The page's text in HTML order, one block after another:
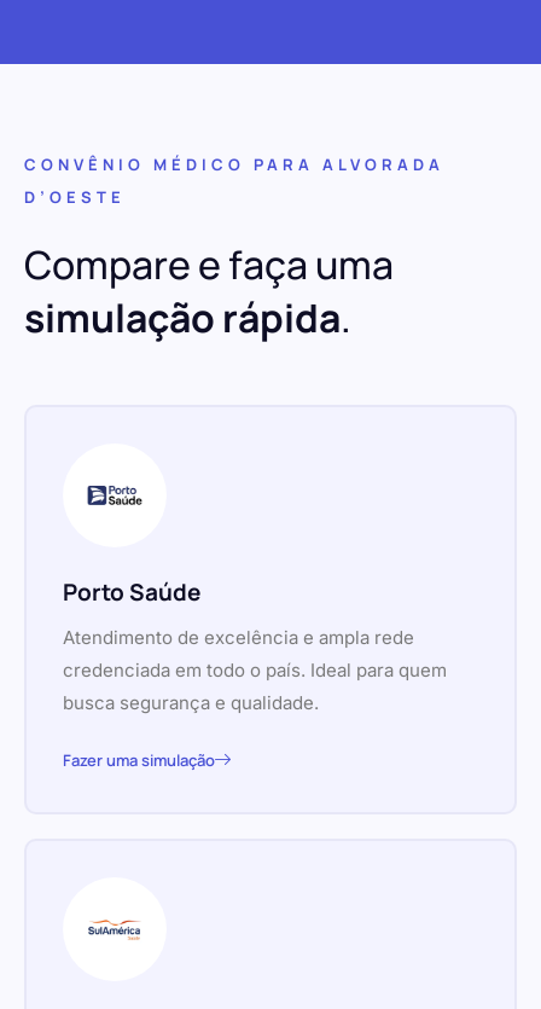
CONVÊNIO MÉDICO PARA ALVORADA
D’OESTE
Compare e faça uma
simulação rápida.
Porto Saúde
Atendimento de excelência e ampla rede
credenciada em todo o país. Ideal para quem
busca segurança e qualidade.
Fazer uma simulação